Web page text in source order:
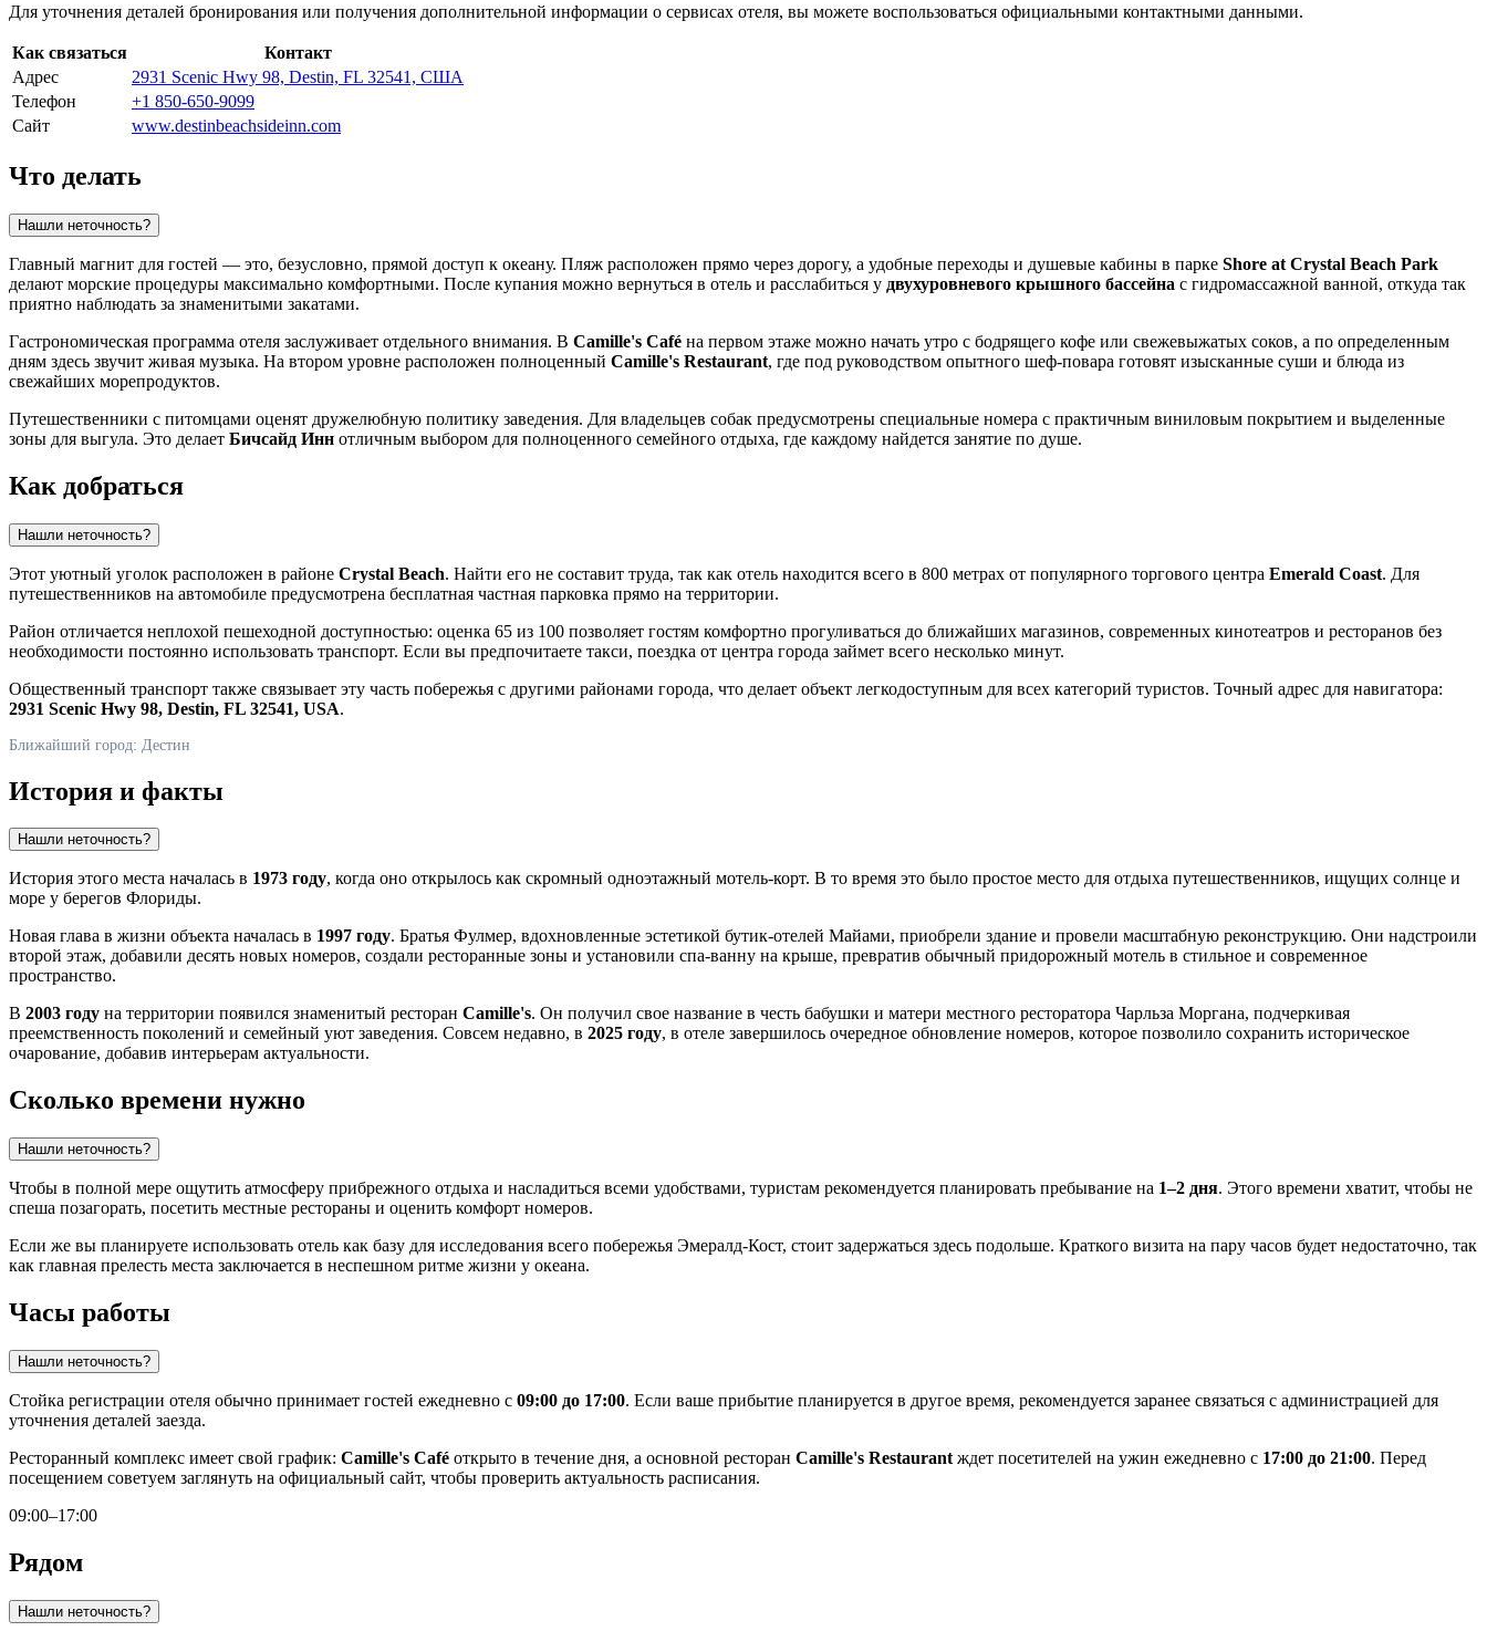
Для уточнения деталей бронирования или получения дополнительной информации о сервисах отеля, вы можете воспользоваться официальными контактными данными.
Как связаться
Контакт
Адрес
2931 Scenic Hwy 98, Destin, FL 32541, США
Телефон
+1 850-650-9099
Сайт
www.destinbeachsideinn.com
Что делать
Нашли неточность?
Главный магнит для гостей — это, безусловно, прямой доступ к океану. Пляж расположен прямо через дорогу, а удобные переходы и душевые кабины в парке Shore at Crystal Beach Park
делают морские процедуры максимально комфортными. После купания можно вернуться в отель и расслабиться у двухуровневого крышного бассейна с гидромассажной ванной, откуда так
приятно наблюдать за знаменитыми закатами.
Гастрономическая программа отеля заслуживает отдельного внимания. В Camille's Café на первом этаже можно начать утро с бодрящего кофе или свежевыжатых соков, а по определенным
дням здесь звучит живая музыка. На втором уровне расположен полноценный Camille's Restaurant, где под руководством опытного шеф-повара готовят изысканные суши и блюда из
свежайших морепродуктов.
Путешественники с питомцами оценят дружелюбную политику заведения. Для владельцев собак предусмотрены специальные номера с практичным виниловым покрытием и выделенные
зоны для выгула. Это делает Бичсайд Инн отличным выбором для полноценного семейного отдыха, где каждому найдется занятие по душе.
Как добраться
Нашли неточность?
Этот уютный уголок расположен в районе Crystal Beach. Найти его не составит труда, так как отель находится всего в 800 метрах от популярного торгового центра Emerald Coast. Для
путешественников на автомобиле предусмотрена бесплатная частная парковка прямо на территории.
Район отличается неплохой пешеходной доступностью: оценка 65 из 100 позволяет гостям комфортно прогуливаться до ближайших магазинов, современных кинотеатров и ресторанов без
необходимости постоянно использовать транспорт. Если вы предпочитаете такси, поездка от центра города займет всего несколько минут.
Общественный транспорт также связывает эту часть побережья с другими районами города, что делает объект легкодоступным для всех категорий туристов. Точный адрес для навигатора:
2931 Scenic Hwy 98, Destin, FL 32541, USA.
Ближайший город: Дестин
История и факты
Нашли неточность?
История этого места началась в 1973 году, когда оно открылось как скромный одноэтажный мотель-корт. В то время это было простое место для отдыха путешественников, ищущих солнце и
море у берегов Флориды.
Новая глава в жизни объекта началась в 1997 году. Братья Фулмер, вдохновленные эстетикой бутик-отелей Майами, приобрели здание и провели масштабную реконструкцию. Они надстроили
второй этаж, добавили десять новых номеров, создали ресторанные зоны и установили спа-ванну на крыше, превратив обычный придорожный мотель в стильное и современное
пространство.
В 2003 году на территории появился знаменитый ресторан Camille's. Он получил свое название в честь бабушки и матери местного ресторатора Чарльза Моргана, подчеркивая
преемственность поколений и семейный уют заведения. Совсем недавно, в 2025 году, в отеле завершилось очередное обновление номеров, которое позволило сохранить историческое
очарование, добавив интерьерам актуальности.
Сколько времени нужно
Нашли неточность?
Чтобы в полной мере ощутить атмосферу прибрежного отдыха и насладиться всеми удобствами, туристам рекомендуется планировать пребывание на 1–2 дня. Этого времени хватит, чтобы не
спеша позагорать, посетить местные рестораны и оценить комфорт номеров.
Если же вы планируете использовать отель как базу для исследования всего побережья Эмералд-Кост, стоит задержаться здесь подольше. Краткого визита на пару часов будет недостаточно, так
как главная прелесть места заключается в неспешном ритме жизни у океана.
Часы работы
Нашли неточность?
Стойка регистрации отеля обычно принимает гостей ежедневно с 09:00 до 17:00. Если ваше прибытие планируется в другое время, рекомендуется заранее связаться с администрацией для
уточнения деталей заезда.
Ресторанный комплекс имеет свой график: Camille's Café открыто в течение дня, а основной ресторан Camille's Restaurant ждет посетителей на ужин ежедневно с 17:00 до 21:00. Перед
посещением советуем заглянуть на официальный сайт, чтобы проверить актуальность расписания.
09:00–17:00
Рядом
Нашли неточность?